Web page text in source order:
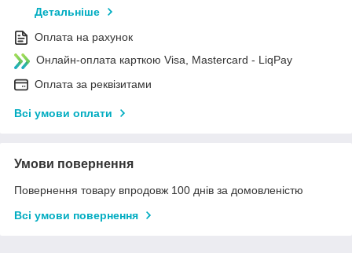
Детальніше
Оплата на рахунок
Онлайн-оплата карткою Visa, Mastercard - LiqPay
Оплата за реквізитами
Всі умови оплати
Умови повернення
Повернення товару впродовж 100 днів за домовленістю
Всі умови повернення